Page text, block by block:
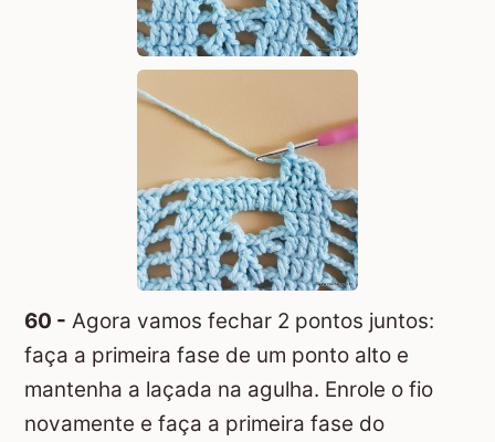
60 - Agora vamos fechar 2 pontos juntos:
faça a primeira fase de um ponto alto e
mantenha a laçada na agulha. Enrole o fio
novamente e faça a primeira fase do